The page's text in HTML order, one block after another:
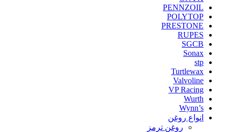
PENNZOIL
POLYTOP
PRESTONE
RUPES
SGCB
Sonax
stp
Turtlewax
Valvoline
VP Racing
Wurth
Wynn’s
انواع روغن
روغن ترمز